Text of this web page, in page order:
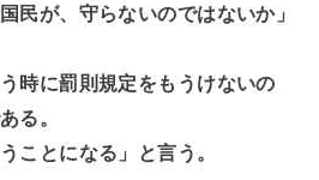
民が、守らないのではないか」
時に罰則規定をもうけないの
る。
ことになる」と言う。